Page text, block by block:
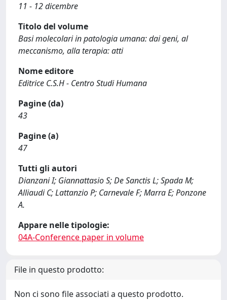
11 - 12 dicembre
Titolo del volume
Basi molecolari in patologia umana: dai geni, al
meccanismo, alla terapia: atti
Nome editore
Editrice C.S.H - Centro Studi Humana
Pagine (da)
43
Pagine (a)
47
Tutti gli autori
Dianzani I; Giannattasio S; De Sanctis L; Spada M;
Alliaudi C; Lattanzio P; Carnevale F; Marra E; Ponzone
A.
Appare nelle tipologie:
04A-Conference paper in volume
File in questo prodotto:
Non ci sono file associati a questo prodotto.